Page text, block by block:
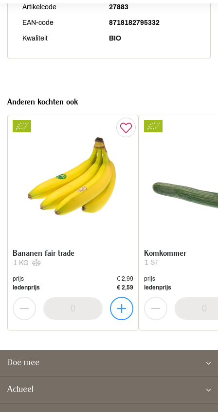
Artikelcode 27883
EAN-code 8718182795332
Kwaliteit BIO
Anderen kochten ook
1 KG
Bananen fair trade
prijs
€ 2,99
ledenprijs
€ 2,59
1 ST
Komkommer
prijs
ledenprijs
Doe mee
Actueel